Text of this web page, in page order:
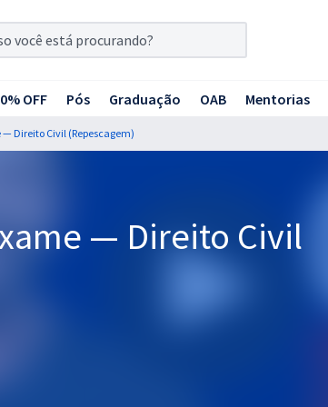
OFF Pós Graduação OAB Mentorias
— Direito Civil (Repescagem)
— Direito Civil